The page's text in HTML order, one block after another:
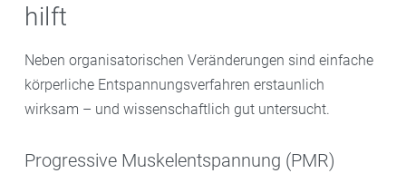
hilft
Neben organisatorischen Veränderungen sind einfache
körperliche Entspannungsverfahren erstaunlich
wirksam – und wissenschaftlich gut untersucht.
Progressive Muskelentspannung (PMR)